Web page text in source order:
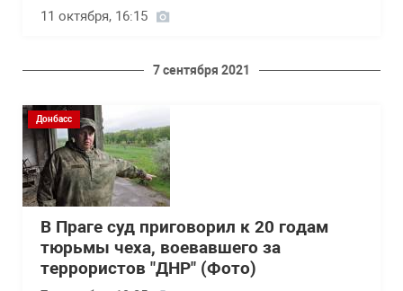
11 октября, 16:15
7 сентября 2021
Донбасс
В Праге суд приговорил к 20 годам
тюрьмы чеха, воевавшего за
террористов "ДНР" (Фото)